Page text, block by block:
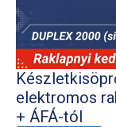
elektromos
+ ÁFÁ-tól